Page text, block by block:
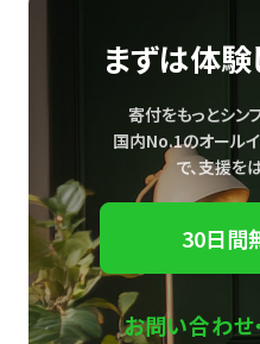
まずは体験
寄付をもっとシン
国内No.1のオール
で、支援をは
30日間
お問い合わせ